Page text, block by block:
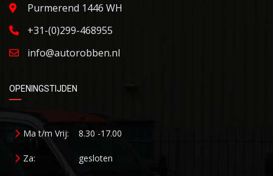
Purmerend 1446 WH
+31-(0)299-468955
info@autorobben.nl
OPENINGSTIJDEN
Ma t/m Vrij: 8.30 -17.00
Za: gesloten